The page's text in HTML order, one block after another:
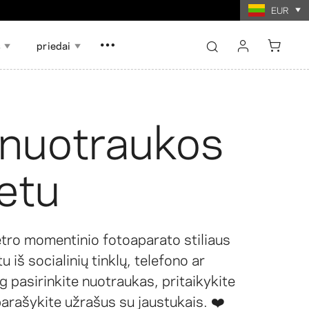
$
EUR
spauda
Show all
priedai
Show all
sign in
momentinio fotoaparato stiliaus
iš socialinių tinklų, telefono ar
pasirinkite nuotraukas, pritaikykite
užrašus su jaustukais. ❤️